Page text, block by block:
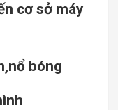
cơ sở máy
bóng